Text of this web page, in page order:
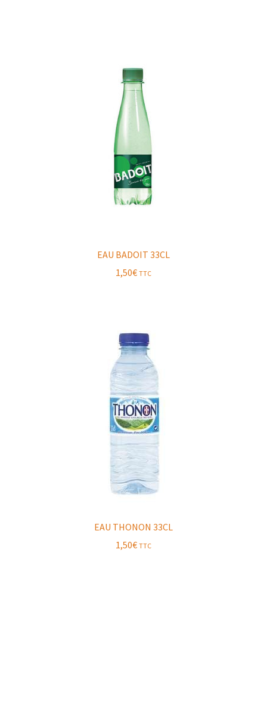
EAU BADOIT 33CL
1,50€ TTC
EAU THONON 33CL
1,50€ TTC